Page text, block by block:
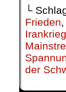
└
Frieden
Irankrieg
der